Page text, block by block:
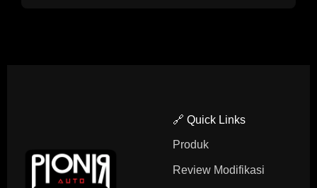
🔗 Quick Links
Produk
Review Modifikasi